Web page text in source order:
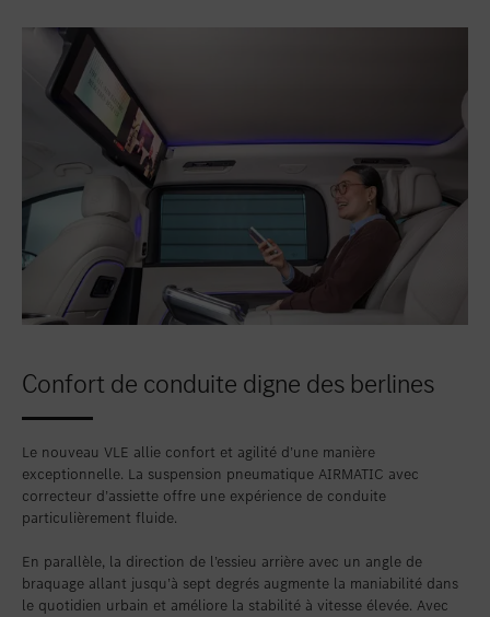
Confort de conduite digne des berlines
Le nouveau VLE allie confort et agilité d’une manière
exceptionnelle. La suspension pneumatique AIRMATIC avec
correcteur d’assiette offre une expérience de conduite
particulièrement fluide.
En parallèle, la direction de l’essieu arrière avec un angle de
braquage allant jusqu’à sept degrés augmente la maniabilité dans
le quotidien urbain et améliore la stabilité à vitesse élevée. Avec